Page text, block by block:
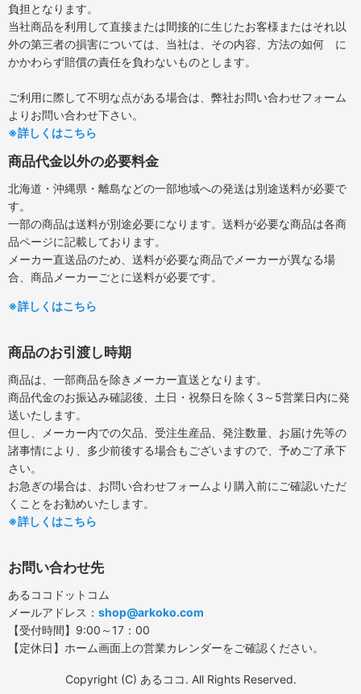
負担となります。
当社商品を利用して直接または間接的に生じたお客様またはそれ以
外の第三者の損害については、当社は、その内容、方法の如何 に
かかわらず賠償の責任を負わないものとします。
ご利用に際して不明な点がある場合は、弊社お問い合わせフォーム
よりお問い合わせ下さい。
※詳しくはこちら
商品代金以外の必要料金
北海道・沖縄県・離島などの一部地域への発送は別途送料が必要で
す。
一部の商品は送料が別途必要になります。送料が必要な商品は各商
品ページに記載しております。
メーカー直送品のため、送料が必要な商品でメーカーが異なる場
合、商品メーカーごとに送料が必要です。
※詳しくはこちら
商品のお引渡し時期
商品は、一部商品を除きメーカー直送となります。
商品代金のお振込み確認後、土日・祝祭日を除く3～5営業日内に発
送いたします。
但し、メーカー内での欠品、受注生産品、発注数量、お届け先等の
諸事情により、多少前後する場合もございますので、予めご了承下
さい。
お急ぎの場合は、お問い合わせフォームより購入前にご確認いただ
くことをお勧めいたします。
※詳しくはこちら
お問い合わせ先
あるココドットコム
メールアドレス： shop@arkoko.com
【受付時間】9:00～17：00
【定休日】ホーム画面上の営業カレンダーをご確認ください。
Copyright (C) あるココ. All Rights Reserved.